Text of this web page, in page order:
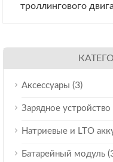
троллингового
Аксессуары (3)
Зарядное устройство
Натриевые и LTO
Батарейный модуль